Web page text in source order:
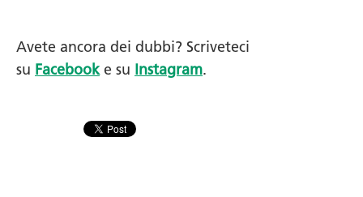
Avete ancora dei dubbi? Scriveteci
su Facebooke su Instagram.